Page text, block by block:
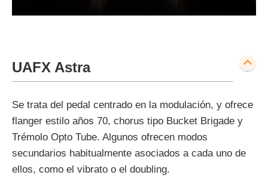
UAFX Astra
Se trata del pedal centrado en la modulación, y ofrece
flanger estilo años 70, chorus tipo Bucket Brigade y
Trémolo Opto Tube. Algunos ofrecen modos
secundarios habitualmente asociados a cada uno de
ellos, como el vibrato o el doubling.